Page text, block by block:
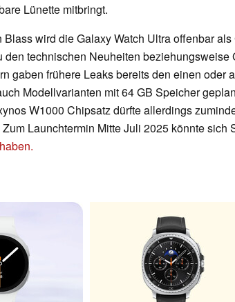
Lünette mitbringt.
Blass wird die Galaxy Watch Ultra offenbar
den technischen Neuheiten beziehungsweise
gaben frühere Leaks bereits den einen oder
Modellvarianten mit 64 GB Speicher
W1000 Chipsatz dürfte allerdings
Launchtermin Mitte Juli 2025 könnte sich